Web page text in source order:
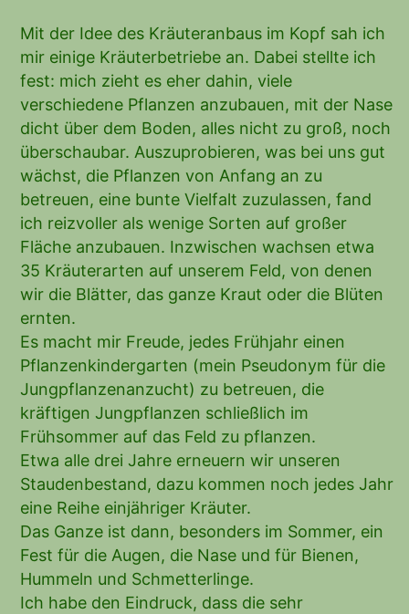
Mit der Idee des Kräuteranbaus im Kopf sah ich
mir einige Kräuterbetriebe an. Dabei stellte ich
fest: mich zieht es eher dahin, viele
verschiedene Pflanzen anzubauen, mit der Nase
dicht über dem Boden, alles nicht zu groß, noch
überschaubar. Auszuprobieren, was bei uns gut
wächst, die Pflanzen von Anfang an zu
betreuen, eine bunte Vielfalt zuzulassen, fand
ich reizvoller als wenige Sorten auf großer
Fläche anzubauen. Inzwischen wachsen etwa
35 Kräuterarten auf unserem Feld, von denen
wir die Blätter, das ganze Kraut oder die Blüten
ernten.
Es macht mir Freude, jedes Frühjahr einen
Pflanzenkindergarten (mein Pseudonym für die
Jungpflanzenanzucht) zu betreuen, die
kräftigen Jungpflanzen schließlich im
Frühsommer auf das Feld zu pflanzen.
Etwa alle drei Jahre erneuern wir unseren
Staudenbestand, dazu kommen noch jedes Jahr
eine Reihe einjähriger Kräuter.
Das Ganze ist dann, besonders im Sommer, ein
Fest für die Augen, die Nase und für Bienen,
Hummeln und Schmetterlinge.
Ich habe den Eindruck, dass die sehr